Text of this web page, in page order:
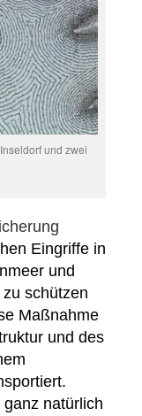
und zwei
hen Eingriffe in
und
schützen
Maßnahme
und des
natürlich